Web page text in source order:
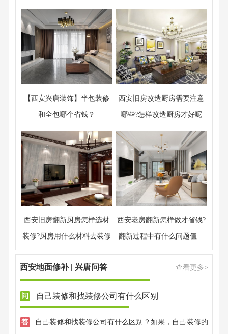
【西安兴唐装饰】半包装修
和全包哪个省钱？
西安旧房改造厨房需要注意
哪些?怎样改造厨房才好呢
西安旧房翻新厨房怎样选材
装修?厨房用什么材料去装修
西安老房翻新怎样做才省钱?
翻新过程中有什么问题值得
注意
西安地面修补 | 兴唐问答 查看更多>
自己装修和找装修公司有什么区别
自己装修和找装修公司有什么区别？如果，自己装修的